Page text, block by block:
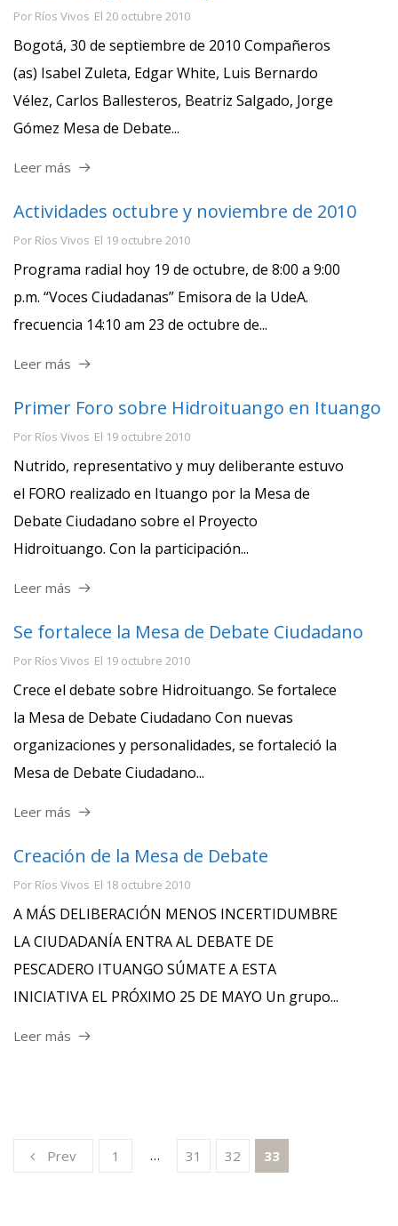
Por Ríos Vivos El 20 octubre 2010
Bogotá, 30 de septiembre de 2010 Compañeros
(as) Isabel Zuleta, Edgar White, Luis Bernardo
Vélez, Carlos Ballesteros, Beatriz Salgado, Jorge
Gómez Mesa de Debate...
Leer más
Actividades octubre y noviembre de 2010
Por Ríos Vivos El 19 octubre 2010
Programa radial hoy 19 de octubre, de 8:00 a 9:00
p.m. “Voces Ciudadanas” Emisora de la UdeA.
frecuencia 14:10 am 23 de octubre de...
Leer más
Primer Foro sobre Hidroituango en Ituango
Por Ríos Vivos El 19 octubre 2010
Nutrido, representativo y muy deliberante estuvo
el FORO realizado en Ituango por la Mesa de
Debate Ciudadano sobre el Proyecto
Hidroituango. Con la participación...
Leer más
Se fortalece la Mesa de Debate Ciudadano
Por Ríos Vivos El 19 octubre 2010
Crece el debate sobre Hidroituango. Se fortalece
la Mesa de Debate Ciudadano Con nuevas
organizaciones y personalidades, se fortaleció la
Mesa de Debate Ciudadano...
Leer más
Creación de la Mesa de Debate
Por Ríos Vivos El 18 octubre 2010
A MÁS DELIBERACIÓN MENOS INCERTIDUMBRE
LA CIUDADANÍA ENTRA AL DEBATE DE
PESCADERO ITUANGO SÚMATE A ESTA
INICIATIVA EL PRÓXIMO 25 DE MAYO Un grupo...
Leer más
Prev 1 … 31 32 33